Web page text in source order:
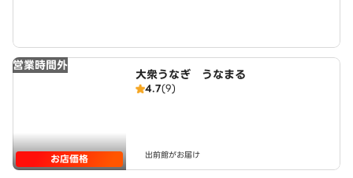
営業時間外
お店価格
大衆うなぎ うなまる
4.7(9)
出前館がお届け